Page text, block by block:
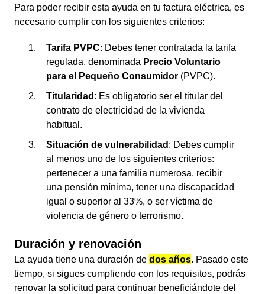
Para poder recibir esta ayuda en tu factura eléctrica, es
necesario cumplir con los siguientes criterios:
Tarifa PVPC: Debes tener contratada la tarifa
regulada, denominada Precio Voluntario
para el Pequeño Consumidor (PVPC).
Titularidad : Es obligatorio ser el titular del
contrato de electricidad de la vivienda
habitual.
Situación de vulnerabilidad : Debes cumplir
al menos uno de los siguientes criterios:
pertenecer a una familia numerosa, recibir
una pensión mínima, tener una discapacidad
igual o superior al 33%, o ser víctima de
violencia de género o terrorismo.
Duración y renovación
La ayuda tiene una duración de dos años. Pasado este
tiempo, si sigues cumpliendo con los requisitos, podrás
renovar la solicitud para continuar beneficiándote del